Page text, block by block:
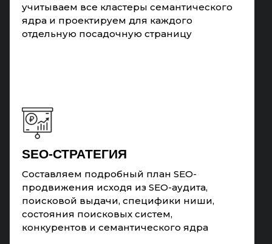
учитываем все кластеры семантического
ядра и проектируем для каждого
отдельную посадочную страницу
Составляем подробный план SEO-
продвижения исходя из SEO-аудита,
поисковой выдачи, специфики ниши,
состояния поисковых систем,
конкурентов и семантического ядра
SEO-СТРАТЕГИЯ